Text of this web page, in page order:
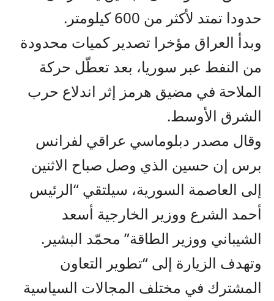
حدودا تمتد لأكثر من 600 كيلومتر.
وبدأ العراق مؤخرا تصدير كميات محدودة
من النفط عبر سوريا، بعد تعطّل حركة
الملاحة في مضيق هرمز إثر اندلاع حرب
الشرق الأوسط.
وقال مصدر دبلوماسي عراقي لفرانس
برس إن حسين الذي وصل صباح الاثنين
إلى العاصمة السورية، سيلتقي “الرئيس
أحمد الشرع ووزير الخارجية أسعد
الشيباني ووزير الطاقة” محمّد البشير.
وتهدف الزيارة إلى “تطوير التعاون
المشترك في مختلف المجالات السياسية